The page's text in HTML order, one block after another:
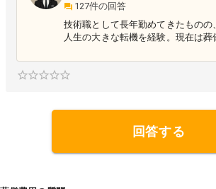
127件の回答
技術職として長年勤めてきたものの
人生の大きな転機を経験。現在は葬
仕事に向き合った経験を通じて得た
ブログで発信中。同じような人生の
つ進むことを信念に、挑戦を続けて
"https://okuriokurare.blog/"
kuriokurare.blog/</a>
回答する